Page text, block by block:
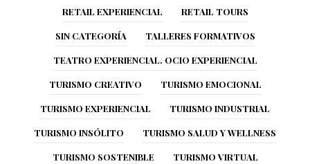
RETAIL EXPERIENCIAL RETAIL TOURS
SIN CATEGORÍA TALLERES FORMATIVOS
TEATRO EXPERIENCIAL. OCIO EXPERIENCIAL
TURISMO CREATIVO TURISMO EMOCIONAL
TURISMO EXPERIENCIAL TURISMO INDUSTRIAL
TURISMO INSÓLITO TURISMO SALUD Y WELLNESS
TURISMO SOSTENIBLE TURISMO VIRTUAL